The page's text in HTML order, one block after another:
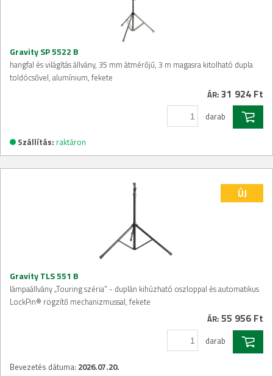
Gravity SP 5522 B
hangfal és világítás állvány, 35 mm átmérőjű, 3 m magasra kitolható dupla
toldócsővel, alumínium, fekete
ÁR: 31 924 Ft
darab
Szállítás: raktáron
ÚJ
Gravity TLS 551 B
lámpaállvány „Touring széria” - duplán kihúzható oszloppal és automatikus
LockPin® rögzítő mechanizmussal, fekete
ÁR: 55 956 Ft
darab
Bevezetés dátuma: 2026.07.20.